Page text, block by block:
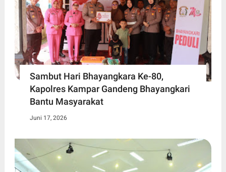
Sambut Hari Bhayangkara Ke-80,
Kapolres Kampar Gandeng Bhayangkari
Bantu Masyarakat
Juni 17, 2026